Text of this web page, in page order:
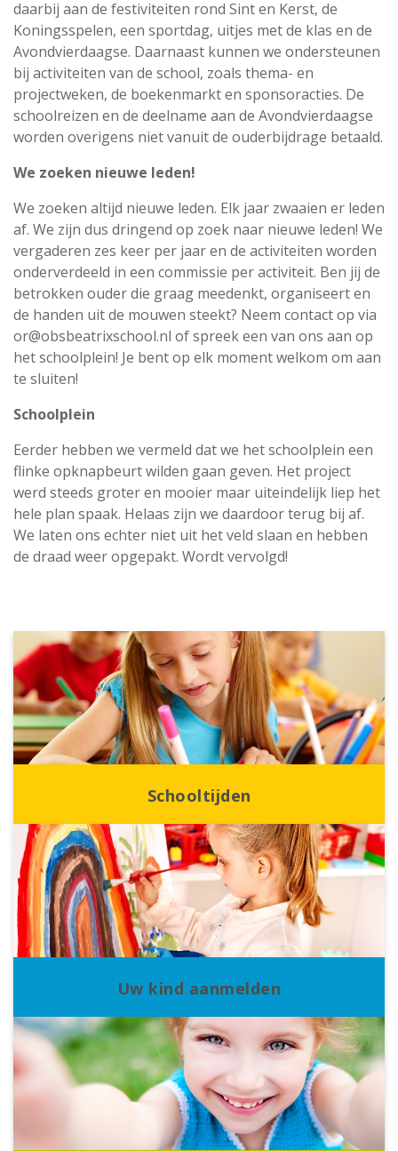
daarbij aan de festiviteiten rond Sint en Kerst, de
Koningsspelen, een sportdag, uitjes met de klas en de
Avondvierdaagse. Daarnaast kunnen we ondersteunen
bij activiteiten van de school, zoals thema- en
projectweken, de boekenmarkt en sponsoracties. De
schoolreizen en de deelname aan de Avondvierdaagse
worden overigens niet vanuit de ouderbijdrage betaald.
We zoeken nieuwe leden!
We zoeken altijd nieuwe leden. Elk jaar zwaaien er leden
af. We zijn dus dringend op zoek naar nieuwe leden! We
vergaderen zes keer per jaar en de activiteiten worden
onderverdeeld in een commissie per activiteit. Ben jij de
betrokken ouder die graag meedenkt, organiseert en
de handen uit de mouwen steekt? Neem contact op via
or@obsbeatrixschool.nl of spreek een van ons aan op
het schoolplein! Je bent op elk moment welkom om aan
te sluiten!
Schoolplein
Eerder hebben we vermeld dat we het schoolplein een
flinke opknapbeurt wilden gaan geven. Het project
werd steeds groter en mooier maar uiteindelijk liep het
hele plan spaak. Helaas zijn we daardoor terug bij af.
We laten ons echter niet uit het veld slaan en hebben
de draad weer opgepakt. Wordt vervolgd!
Schooltijden
Uw kind aanmelden